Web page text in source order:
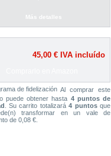
Más detalles
45,00 €IVA incluído
Al comprar este
puede obtener hasta 4 puntos de
. Su carrito totalizará4 puntosque
transformar en un vale de
de 0,08 €.